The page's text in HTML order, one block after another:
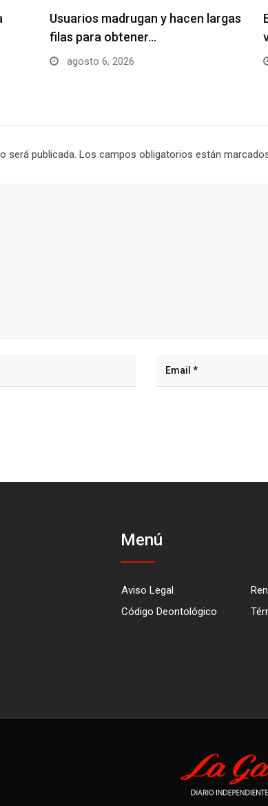
Usuarios madrugan y hacen largas
filas para obtener…
agosto 6, 2026
será publicada. Los campos obligatorios están
Menú
Aviso Legal
Código Deontológico